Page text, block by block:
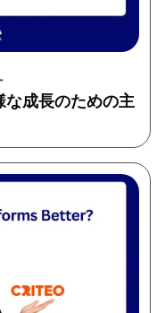
な成長のための主